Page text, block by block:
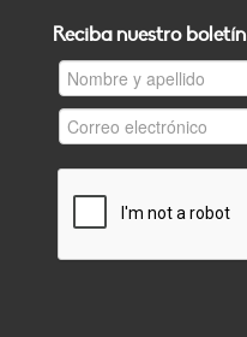
Reciba nuestro boletín